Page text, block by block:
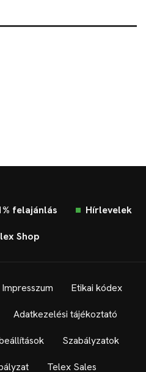
felajánlás Hírlevelek
Shop
Impresszum Etikai kódex
Adatkezelési tájékoztató
Szabályzatok
Telex Sales